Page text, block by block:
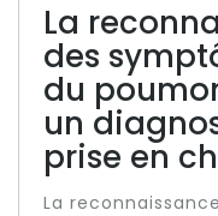
La
des
du
un
prise en
La